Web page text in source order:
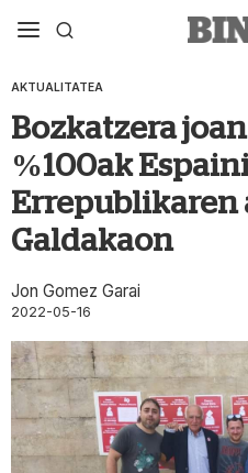
AKTUALITATEA
Bozkatzera
%100ak
Errepublikaren
Galdakaon
Jon Gomez Garai
2022-05-16